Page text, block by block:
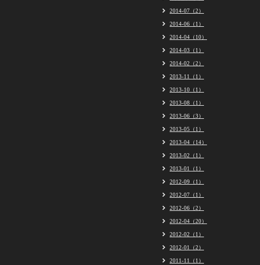
2014-07（2）
2014-06（1）
2014-04（10）
2014-03（1）
2014-02（2）
2013-11（1）
2013-10（1）
2013-08（1）
2013-06（3）
2013-05（1）
2013-04（14）
2013-02（1）
2013-01（1）
2012-09（1）
2012-07（1）
2012-06（2）
2012-04（20）
2012-02（1）
2012-01（2）
2011-11（1）